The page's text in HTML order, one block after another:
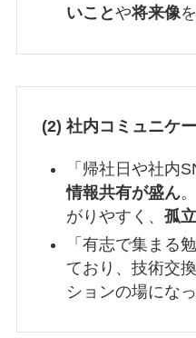
いことや将来像
(2) 社内コミュニケ
「帰社日や社内
情報共有が盛ん
がりやすく、 孤
「有志で集まる
ており、技術交
ションの場になっ